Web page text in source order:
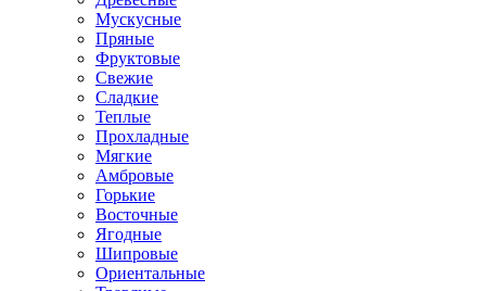
Мускусные
Пряные
Фруктовые
Свежие
Сладкие
Теплые
Прохладные
Мягкие
Амбровые
Горькие
Восточные
Ягодные
Шипровые
Ориентальные